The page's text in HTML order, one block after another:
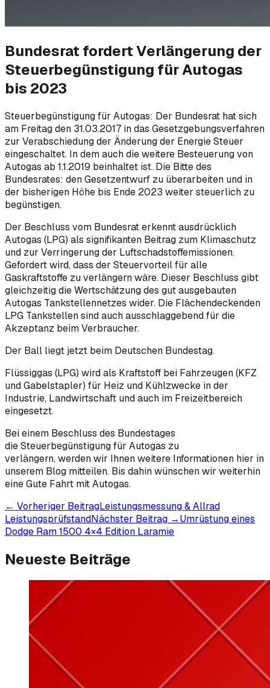
Bundesrat fordert Verlängerung der
Steuerbegünstigung für Autogas
bis 2023
Steuerbegünstigung für Autogas: Der Bundesrat hat sich
am Freitag den 31.03.2017 in das Gesetzgebungsverfahren
zur Verabschiedung der Änderung der Energie Steuer
eingeschaltet. In dem auch die weitere Besteuerung von
Autogas ab 1.1.2019 beinhaltet ist. Die Bitte des
Bundesrates: den Gesetzentwurf zu überarbeiten und in
der bisherigen Höhe bis Ende 2023 weiter steuerlich zu
begünstigen.
Der Beschluss vom Bundesrat erkennt ausdrücklich
Autogas (LPG) als signifikanten Beitrag zum Klimaschutz
und zur Verringerung der Luftschadstoffemissionen.
Gefordert wird, dass der Steuervorteil für alle
Gaskraftstoffe zu verlängern wäre. Dieser Beschluss gibt
gleichzeitig die Wertschätzung des gut ausgebauten
Autogas Tankstellennetzes wider. Die Flächendeckenden
LPG Tankstellen sind auch ausschlaggebend für die
Akzeptanz beim Verbraucher.
Der Ball liegt jetzt beim Deutschen Bundestag.
Flüssiggas (LPG) wird als Kraftstoff bei Fahrzeugen (KFZ
und Gabelstapler) für Heiz und Kühlzwecke in der
Industrie, Landwirtschaft und auch im Freizeitbereich
eingesetzt.
Bei einem Beschluss des Bundestages
die Steuerbegünstigung für Autogas zu
verlängern, werden wir Ihnen weitere Informationen hier in
unserem Blog mitteilen. Bis dahin wünschen wir weiterhin
eine Gute Fahrt mit Autogas.
← Vorheriger BeitragLeistungsmessung & Allrad
LeistungsprüfstandNächster Beitrag →Umrüstung eines
Dodge Ram 1500 4×4 Edition Laramie
Neueste Beiträge